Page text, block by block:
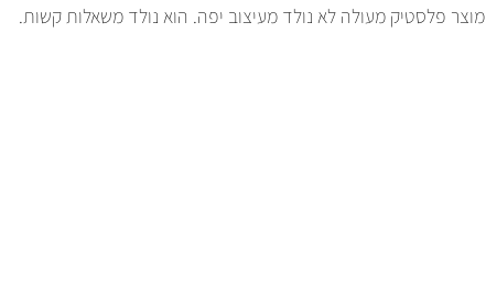
מוצר פלסטיק מעולה לא נולד מעיצוב יפה. הוא נולד משאלות קשות.